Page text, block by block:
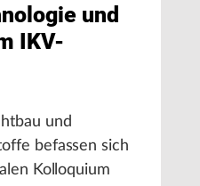
und
IKV-
und
befassen sich
Kolloquium